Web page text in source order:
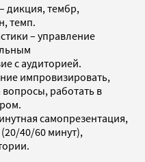
дикция, тембр,
темп.
– управление
с аудиторией.
импровизировать,
работать в
самопрезентация,
40/60 минут),